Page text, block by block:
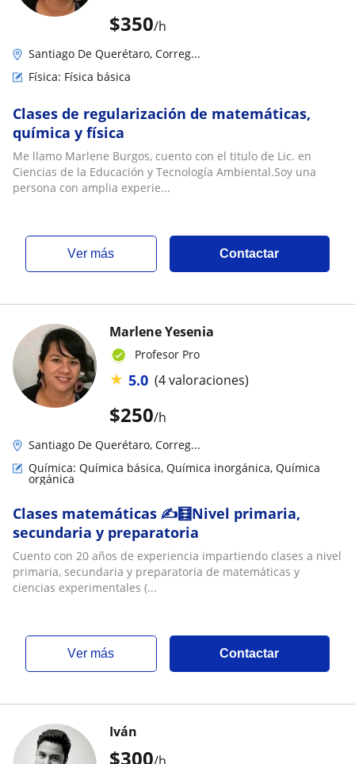
$350/h
Santiago De Querétaro, Correg...
Física: Física básica
Clases de regularización de matemáticas,
química y física
Me llamo Marlene Burgos, cuento con el titulo de Lic. en
Ciencias de la Educación y Tecnología Ambiental.Soy una
persona con amplia experie...
ver más Contactar
$250/h
Marlene Yesenia
Profesor Pro
★ 5.0 (4 valoraciones)
Santiago De Querétaro, Correg...
Química: Química básica, Química inorgánica, Química
orgánica
Clases matemáticas ✍️🧮Nivel primaria,
secundaria y preparatoria
Cuento con 20 años de experiencia impartiendo clases a nivel
primaria, secundaria y preparatoria de matemáticas y
ciencias experimentales (...
ver más Contactar
$300
Iván